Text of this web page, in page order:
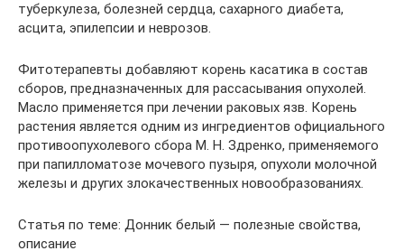
туберкулеза, болезней сердца, сахарного диабета,
асцита, эпилепсии и неврозов.
Фитотерапевты добавляют корень касатика в состав
сборов, предназначенных для рассасывания опухолей.
Масло применяется при лечении раковых язв. Корень
растения является одним из ингредиентов официального
противоопухолевого сбора М. Н. Здренко, применяемого
при папилломатозе мочевого пузыря, опухоли молочной
железы и других злокачественных новообразованиях.
Статья по теме: Донник белый — полезные свойства,
описание